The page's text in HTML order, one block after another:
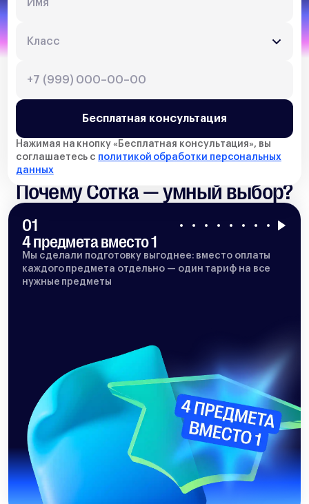
Бесплатная консультация
Нажимая на кнопку « Бесплатная консультация», вы
соглашаетесь с политикой обработки персональных
данных
Почему Сотка — умный выбор?
01
4 предмета вместо 1
Мы сделали подготовку выгоднее: вместо оплаты
каждого предмета отдельно — один тариф на все
нужные предметы